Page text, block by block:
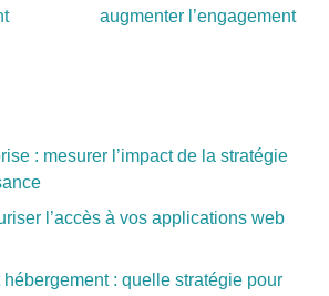
augmenter l’engagement
: mesurer l’impact de la stratégie
l’accès à vos applications web
: quelle stratégie pour